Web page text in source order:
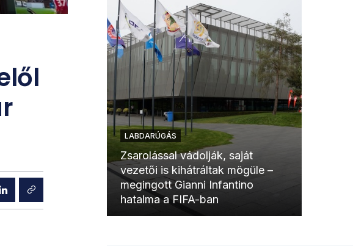
LABDARÚGÁS
Zsarolással vádolják, saját
vezetői is kihátráltak mögüle –
megingott Gianni Infantino
hatalma a FIFA-ban